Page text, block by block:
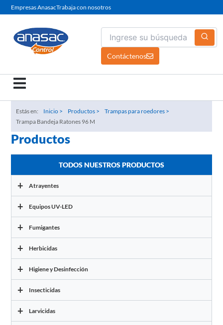
al
Empresas AnasacTrabaja con nosotros
Contáctenos
Estás en: Inicio > Productos >
Trampas para roedores >
Trampa Bandeja Ratones 96 M
Productos
TODOS NUESTROS PRODUCTOS
+ Atrayentes
+ Equipos UV-LED
+ Fumigantes
+ Herbicidas
+ Higiene y Desinfección
+ Insecticidas
+ Larvicidas